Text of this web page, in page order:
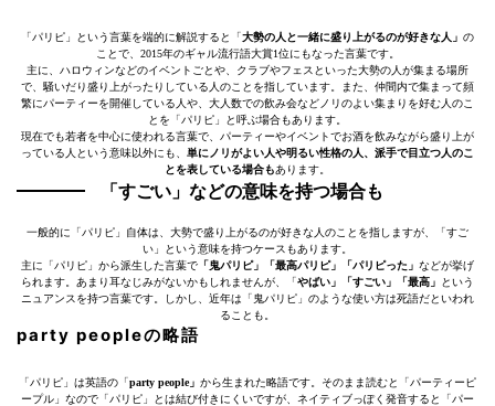
「パリピ」という言葉を端的に解説すると「大勢の人と一緒に盛り上がるのが好きな人」 の
ことで、2015年のギャル流行語大賞1位にもなった言葉です。
主に、ハロウィンなどのイベントごとや、クラブやフェスといった大勢の人が集まる場所
で、騒いだり盛り上がったりしている人のことを指しています。また、仲間内で集まって頻
繁にパーティーを開催している人や、大人数での飲み会などノリのよい集まりを好む人のこ
とを「パリピ」と呼ぶ場合もあります。
現在でも若者を中心に使われる言葉で、パーティーやイベントでお酒を飲みながら盛り上が
っている人という意味以外にも、 単にノリがよい人や明るい性格の人、派手で目立つ人のこ
とを表している場合もあります。
「すごい」などの意味を持つ場合も
一般的に「パリピ」自体は、大勢で盛り上がるのが好きな人のことを指しますが、「すご
い」という意味を持つケースもあります。
主に「パリピ」から派生した言葉で 「鬼パリピ」「最高パリピ」「パリピった」 などが挙げ
られます。あまり耳なじみがないかもしれませんが、「やばい」「すごい」「最高」
という
ニュアンスを持つ言葉です。しかし、近年は「鬼パリピ」のような使い方は死語だといわれ
ることも。
party peopleの略語
「パリピ」は英語の「party people」 から生まれた略語です。そのまま読むと「パーティーピ
ープル」なので「パリピ」とは結び付きにくいですが、ネイティブっぽく発音すると「パー